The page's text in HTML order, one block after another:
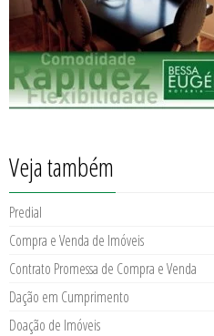
Veja também
Predial
Compra e Venda de Imóveis
Contrato Promessa de Compra e Venda
Dação em Cumprimento
Doação de Imóveis